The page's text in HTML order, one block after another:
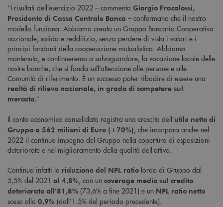
“I risultati dell’esercizio 2022 – commenta Giorgio Fracalossi,
Presidente di Cassa Centrale Banca – confermano che il nostro
modello funziona. Abbiamo creato un Gruppo Bancario Cooperativo
nazionale, solido e redditizio, senza perdere di vista i valori e i
principi fondanti della cooperazione mutualistica. Abbiamo
mantenuto, e continueremo a salvaguardare, la vocazione locale delle
nostre banche, che si fonda sull’attenzione alle persone e alle
Comunità di riferimento. È un successo poter ribadire di essere una
realtà di rilievo nazionale, in grado di competere sul
mercato.”
Il conto economico consolidato registra una crescita dell’utile netto di
Gruppo a 562 milioni di Euro (+70%), che incorpora anche nel
2022 il continuo impegno del Gruppo nella copertura di esposizioni
deteriorate e nel miglioramento della qualità dell’attivo.
Continua infatti la riduzione del NPL ratio lordo di Gruppo dal
5,5% del 2021 al 4,8%, con un coverage medio sul credito
deteriorato all’81,8% (73,6% a fine 2021) e un NPL ratio netto
sceso allo 0,9% (dall’1.5% del periodo precedente).